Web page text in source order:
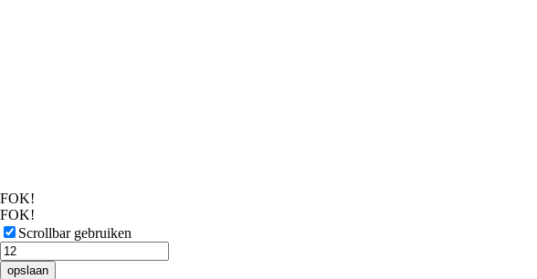
FOK!
FOK!
Scrollbar gebruiken
opslaan